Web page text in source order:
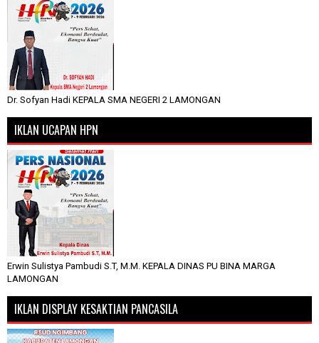
Dr. Sofyan Hadi KEPALA SMA NEGERI 2 LAMONGAN
IKLAN UCAPAN HPN
Erwin Sulistya Pambudi S.T, M.M. KEPALA DINAS PU BINA MARGA
LAMONGAN
IKLAN DISPLAY KESAKTIAN PANCASILA